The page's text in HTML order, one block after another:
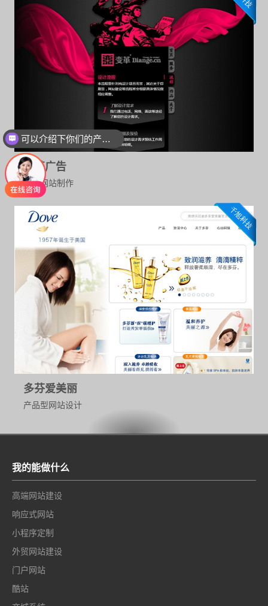
变革广告
公司网站制作
多芬爱美丽
产品型网站设计
我的能做什么
高端网站建设
响应式网站
小程序定制
外贸网站建设
门户网站
酷站